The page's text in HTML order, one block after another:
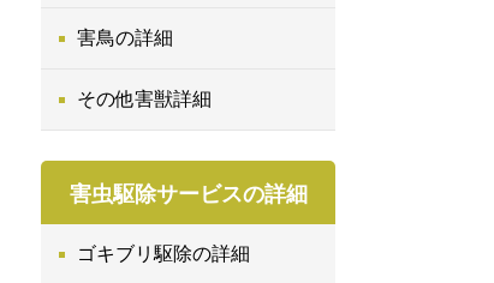
害鳥の詳細
その他害獣詳細
害虫駆除サービスの詳細
ゴキブリ駆除の詳細